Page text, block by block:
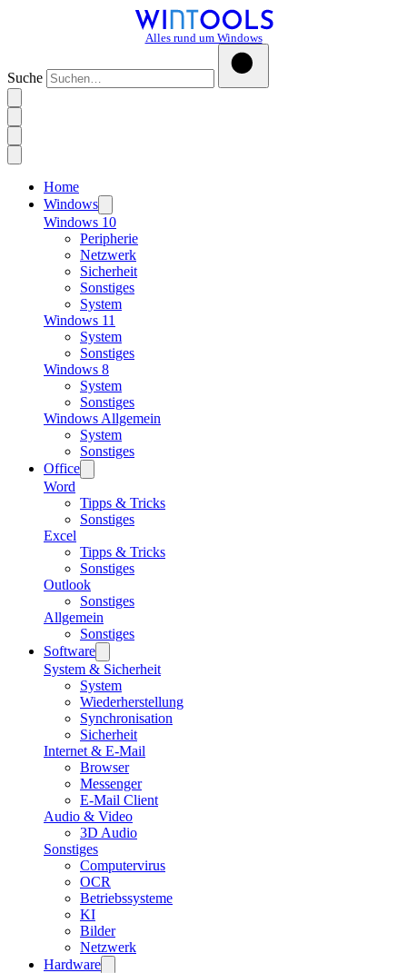
Alles rund um Windows
Suche
Home
Windows
Windows 10
Peripherie
Netzwerk
Sicherheit
Sonstiges
System
Windows 11
System
Sonstiges
Windows 8
System
Sonstiges
Windows Allgemein
System
Sonstiges
Office
Word
Tipps & Tricks
Sonstiges
Excel
Tipps & Tricks
Sonstiges
Outlook
Sonstiges
Allgemein
Sonstiges
Software
System & Sicherheit
System
Wiederherstellung
Synchronisation
Sicherheit
Internet & E-Mail
Browser
Messenger
E-Mail Client
Audio & Video
3D Audio
Sonstiges
Computervirus
OCR
Betriebssysteme
KI
Bilder
Netzwerk
Hardware